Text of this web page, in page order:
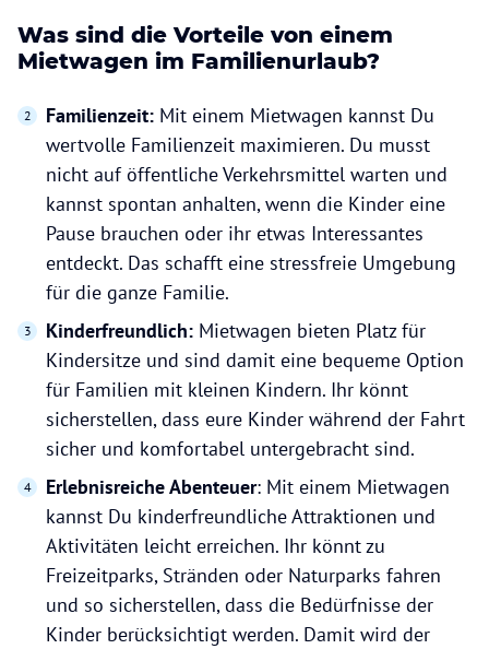
Was sind die Vorteile von einem
Mietwagen im Familienurlaub?
Familienzeit: Mit einem Mietwagen kannst Du
wertvolle Familienzeit maximieren. Du musst
nicht auf öffentliche Verkehrsmittel warten und
kannst spontan anhalten, wenn die Kinder eine
Pause brauchen oder ihr etwas Interessantes
entdeckt. Das schafft eine stressfreie Umgebung
für die ganze Familie.
Kinderfreundlich: Mietwagen bieten Platz für
Kindersitze und sind damit eine bequeme Option
für Familien mit kleinen Kindern. Ihr könnt
sicherstellen, dass eure Kinder während der Fahrt
sicher und komfortabel untergebracht sind.
Erlebnisreiche Abenteuer: Mit einem Mietwagen
kannst Du kinderfreundliche Attraktionen und
Aktivitäten leicht erreichen. Ihr könnt zu
Freizeitparks, Stränden oder Naturparks fahren
und so sicherstellen, dass die Bedürfnisse der
Kinder berücksichtigt werden. Damit wird der